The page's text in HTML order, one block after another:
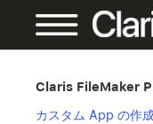
Claris FileMaker
カスタム App の作